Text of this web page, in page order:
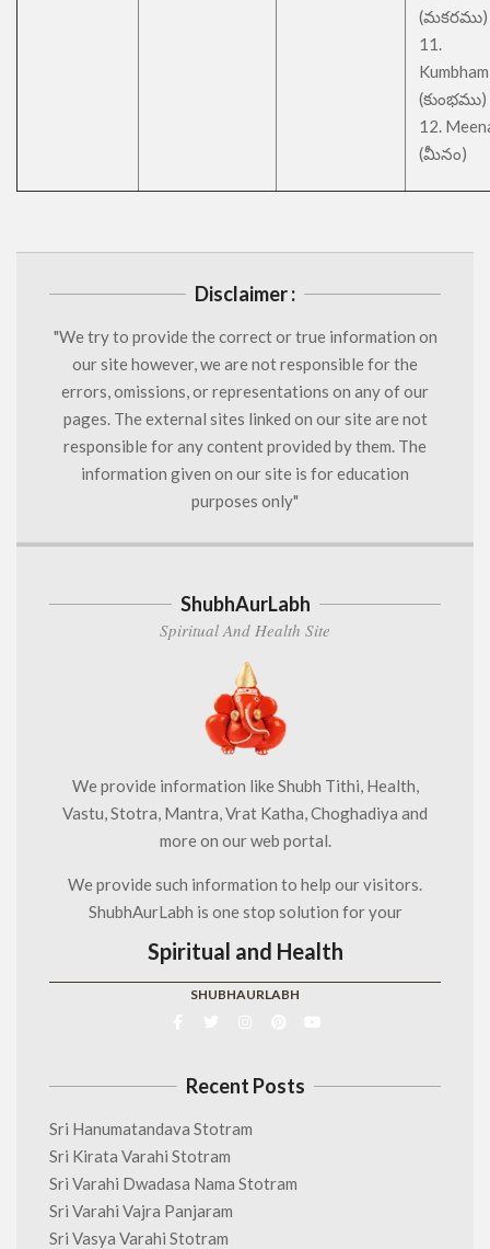
(మకరము)
11.
Kumbham
(కుంభము)
12.
(మీనం)
Disclaimer :
"We try to provide the correct or true information on
our site however, we are not responsible for the
errors, omissions, or representations on any of our
pages. The external sites linked on our site are not
responsible for any content provided by them. The
information given on our site is for education
purposes only"
ShubhAurLabh
Spiritual And Health Site
We provide information like Shubh Tithi, Health,
Vastu, Stotra, Mantra, Vrat Katha, Choghadiya and
more on our web portal.
We provide such information to help our visitors.
ShubhAurLabh is one stop solution for your
Spiritual and Health
SHUBHAURLABH
Recent Posts
Sri Hanumatandava Stotram
Sri Kirata Varahi Stotram
Sri Varahi Dwadasa Nama Stotram
Sri Varahi Vajra Panjaram
Sri Vasya Varahi Stotram